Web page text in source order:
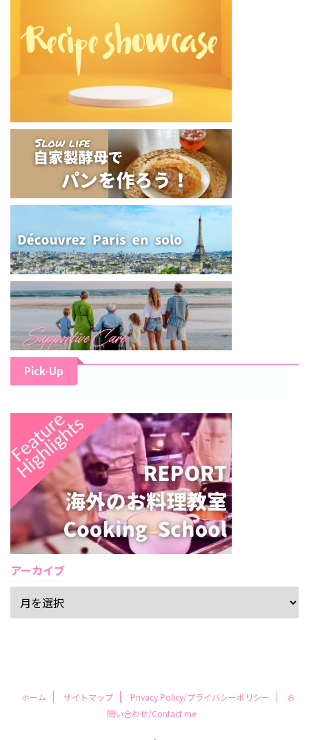
Pick-Up
アーカイブ
ホーム サイトマップ Privacy Policy/プライバシーポリシー
お
問い合わせ/Contact me